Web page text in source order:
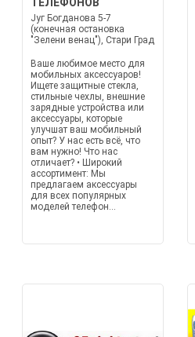
Југ Богданова 5-7
(конечная остановка
"Зелени венац"), Стари Град
Ваше любимое место для
мобильных аксессуаров!
Ищете защитные стекла,
стильные чехлы, внешние
зарядные устройства или
аксессуары, которые
улучшат ваш мобильный
опыт? У нас есть всё, что
вам нужно! Что нас
отличает? • Широкий
ассортимент: Мы
предлагаем аксессуары
для всех популярных
моделей телефон...